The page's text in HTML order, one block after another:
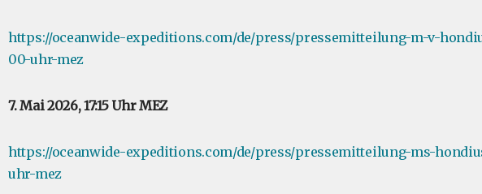
https://oceanwide-expeditions.com/de/press/pressemitteilung-m-v-
00-uhr-mez
7. Mai 2026, 17:15 Uhr MEZ
https://oceanwide-expeditions.com/de/press/pressemitteilung-ms-
uhr-mez